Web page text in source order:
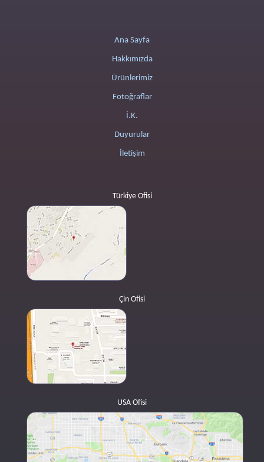
Ana Sayfa
Hakkımızda
Ürünlerimiz
Fotoğraflar
İ.K.
Duyurular
İletişim
Türkiye Ofisi
Çin Ofisi
USA Ofisi